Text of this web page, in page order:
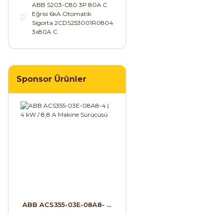
ABB S203-C80 3P 80A C
Eğrisi 6kA Otomatik
Sigorta 2CDS253001R0804
3x80A C
Sponsor Ürünler
ABB ACS355-03E-08A8- ...